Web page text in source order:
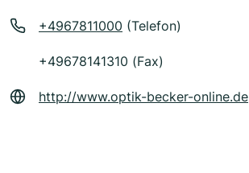
+4967811000 (Telefon)
+49678141310 (Fax)
http://www.optik-becker-online.de